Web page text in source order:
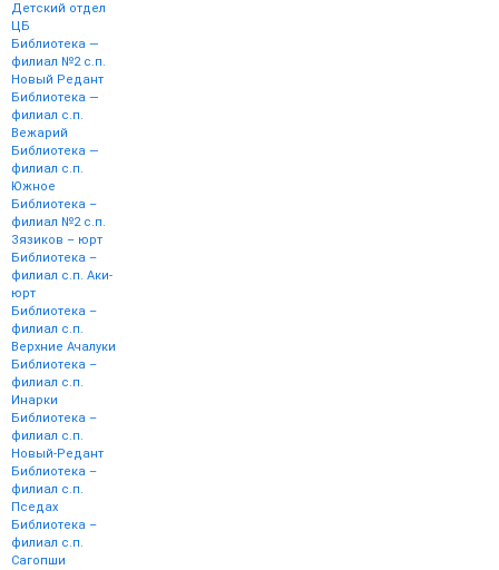
Детский отдел
ЦБ
Библиотека —
филиал №2 с.п.
Новый Редант
Библиотека —
филиал с.п.
Вежарий
Библиотека —
филиал с.п.
Южное
Библиотека –
филиал №2 с.п.
Зязиков – юрт
Библиотека –
филиал с.п. Аки-
юрт
Библиотека –
филиал с.п.
Верхние Ачалуки
Библиотека –
филиал с.п.
Инарки
Библиотека –
филиал с.п.
Новый-Редант
Библиотека –
филиал с.п.
Пседах
Библиотека –
филиал с.п.
Сагопши